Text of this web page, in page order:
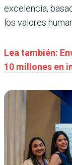
excelencia,
los valores
Lea también:
10 millones en